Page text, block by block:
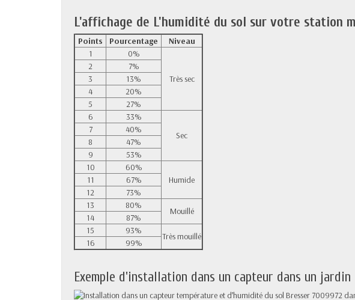
L'affichage de L'humidité du sol sur votre station
Points Pourcentage
Niveau
1
0%
Très sec
2
7%
3
13%
4
20%
5
27%
6
33%
Sec
7
40%
8
47%
9
53%
10
60%
Humide
11
67%
12
73%
13
80%
Mouillé
14
87%
15
93%
Très mouillé
16 99%
Exemple d'installation dans un capteur dans un jardin